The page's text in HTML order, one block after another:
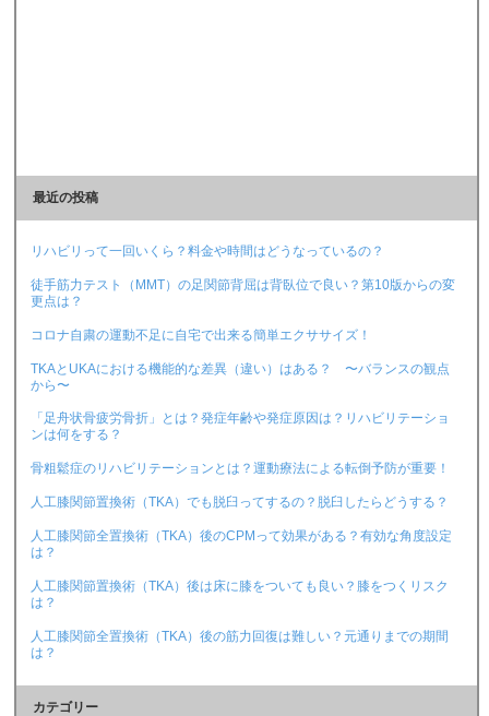
最近の投稿
リハビリって一回いくら？料金や時間はどうなっているの？
徒手筋力テスト（MMT）の足関節背屈は背臥位で良い？第10版からの変
更点は？
コロナ自粛の運動不足に自宅で出来る簡単エクササイズ！
TKAとUKAにおける機能的な差異（違い）はある？ 〜バランスの観点
から〜
「足舟状骨疲労骨折」とは？発症年齢や発症原因は？リハビリテーショ
ンは何をする？
骨粗鬆症のリハビリテーションとは？運動療法による転倒予防が重要！
人工膝関節置換術（TKA）でも脱臼ってするの？脱臼したらどうする？
人工膝関節全置換術（TKA）後のCPMって効果がある？有効な角度設定
は？
人工膝関節置換術（TKA）後は床に膝をついても良い？膝をつくリスク
は？
人工膝関節全置換術（TKA）後の筋力回復は難しい？元通りまでの期間
は？
カテゴリー